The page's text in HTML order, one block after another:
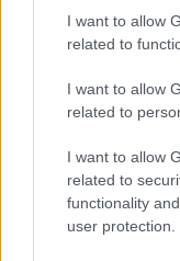
I want to allow
related to
I want to allow
related to
I want to allow
related to
functionality
user protection.
Egészséges
Hetvenéves kor
a gondolataink
Ítélet született a
bíróság döntése: